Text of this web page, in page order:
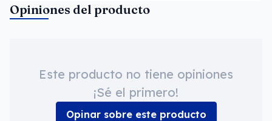
Opiniones del producto
Este producto no tiene opiniones
¡Sé el primero!
Opinar sobre este producto